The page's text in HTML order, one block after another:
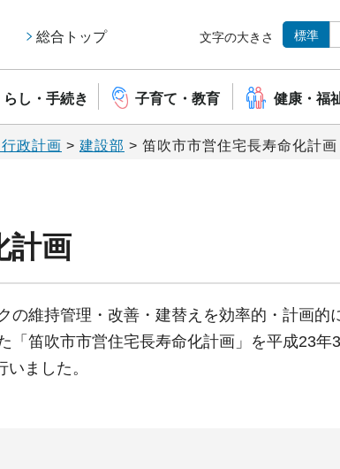
総合トップ 文字の大きさ 標準
らし・手続き 子育て・教育 健康・福
政計画 > 建設部 > 笛吹市市営住宅長寿命化計画
計画
の維持管理・改善・建替えを効率的・計画的
笛吹市市営住宅長寿命化計画」を平成23年3
ました。